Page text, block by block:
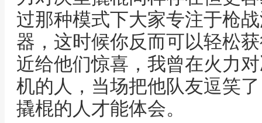
过那种模式下大家专注于枪
器，这时候你反而可以轻松
近给他们惊喜，我曾在火力
机的人，当场把他队友逗笑
撬棍的人才能体会。